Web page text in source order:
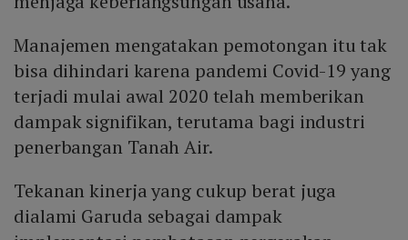
Manajemen mengatakan pemotongan itu tak
bisa dihindari karena pandemi Covid-19 yang
terjadi mulai awal 2020 telah memberikan
dampak signifikan, terutama bagi industri
penerbangan Tanah Air.
Tekanan kinerja yang cukup berat juga
dialami Garuda sebagai dampak